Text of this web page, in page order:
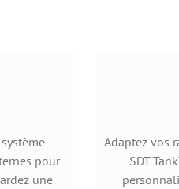
pour
une
Adaptez vos
SDT